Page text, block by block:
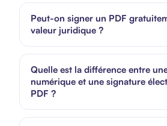
Peut-on signer un PDF
valeur juridique ?
Quelle est la différence entre
numérique et une signature
PDF ?